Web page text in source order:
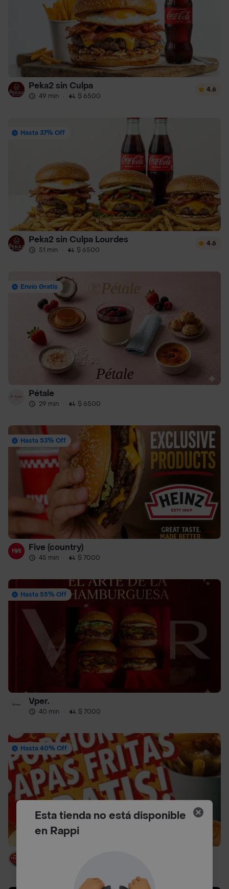
Peka2 sin Culpa
49 min · $ 6500
4.6
Hasta 37% Off
Peka2 sin Culpa Lourdes
51 min · $ 6500
4.6
Envío Gratis
Pétale
29 min · $ 6500
Hasta 53% Off
Five (country)
45 min · $ 7000
Hasta 55% Off
Vper.
40 min · $ 7000
Hasta 40% Off
Esta tienda no está disponible
en Rappi